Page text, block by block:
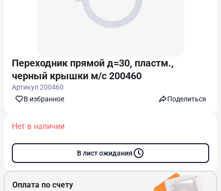
Переходник прямой д=30, пластм.,
черный крышки м/с 200460
Артикул 200460
В избранноe
Поделиться
Нет в наличии
В лист ожидания
Оплата по счету